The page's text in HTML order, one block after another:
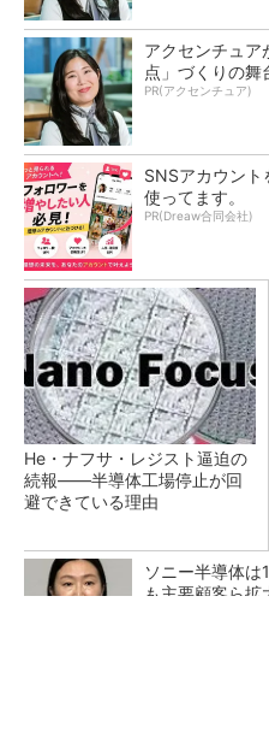
アクセンチュア
点」づくりの舞
PR(アクセンチュア)
SNSアカウント
使ってます。
PR(Dreaw合同会社)
He・ナフサ・レジスト逼迫の
続報――半導体工場停止が回
避できている理由
ソニー半導体は
も主要顧客ら拡